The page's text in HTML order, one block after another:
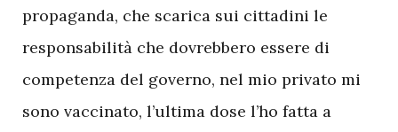
propaganda, che scarica sui cittadini le
responsabilità che dovrebbero essere di
competenza del governo, nel mio privato mi
sono vaccinato, l’ultima dose l’ho fatta a